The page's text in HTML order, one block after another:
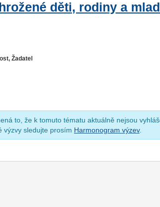
děti, rodiny a
Žadatel
to, že k tomuto tématu aktuálně nejsou
výzvy sledujte prosím Harmonogram výzev.